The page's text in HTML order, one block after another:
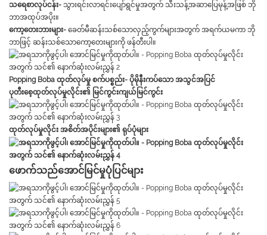
သရေစာလုပ်ငန်း- သွားရင်းလာရင်းပျော်ရွင်မှုအတွက် သီးသန့်အဆာပြေမုန့်အဖြစ် ဘို
ဘာအထုပ်အပိုး။
ကော့တေးဘားများ- ခေတ်မီဆန်းသစ်သောလှည့်ကွက်များအတွက် အရက်ယမကာ ဘို
ဘာဖြင့် ဆန်းသစ်သောကော့တေးများကို ဖန်တီးပါ။
Popping Boba ထုတ်လုပ်မှု စက်ပစ္စည်း- ပိုမိုနီးကပ်သော အသွင်အပြင်
ပုတီးစေ့ထုတ်လုပ်မှုလိုင်း၏ မြင်ကွင်းကျယ်မြင်ကွင်း
ထုတ်လုပ်မှုလိုင်း အစိတ်အပိုင်းများ၏ ရုပ်ပုံများ
ဖောက်သည်အောင်မြင်မှုပုံပြင်များ